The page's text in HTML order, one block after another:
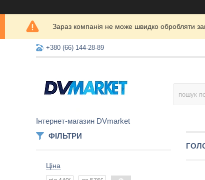
Зараз компанія не може швидко обробляти
+380 (66) 144-28-89
Інтернет-магазин DVmarket
ФІЛЬТРИ
Ціна